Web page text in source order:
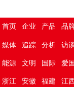
首页 企业 产品 品
媒体 追踪 分析 访
能源 文明 国际 爱国
浙江 安徽 福建 江